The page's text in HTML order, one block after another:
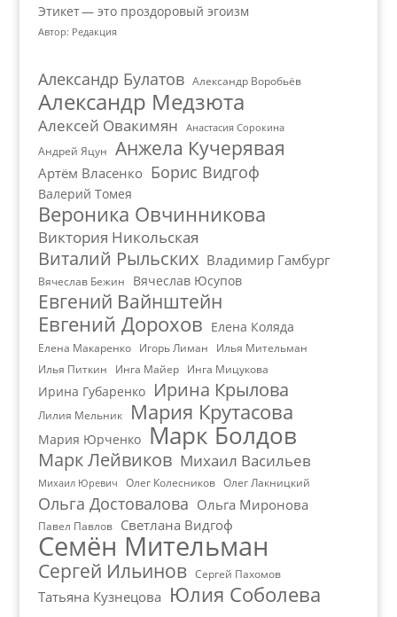
Этикет — это проздоровый эгоизм
Автор: Редакция
Александр Булатов Александр Воробьёв
Александр Медзюта
Алексей Овакимян Анастасия Сорокина
Андрей Яцун Анжела Кучерявая
Артём Власенко Борис Видгоф
Валерий Томея
Вероника Овчинникова
Виктория Никольская
Виталий Рыльских Владимир Гамбург
Вячеслав Бежин Вячеслав Юсупов
Евгений Вайнштейн
Евгений Дорохов Елена Коляда
Елена Макаренко Игорь Лиман
Илья Мительман
Илья Питкин
Инга Майер Инга Мицукова
Ирина Губаренко Ирина Крылова
Лилия Мельник Мария Крутасова
Мария Юрченко Марк Болдов
Марк Лейвиков Михаил Васильев
Михаил Юревич Олег Колесников Олег Лакницкий
Ольга Достовалова Ольга Миронова
Павел Павлов Светлана Видгоф
Семён Мительман
Сергей Ильинов Сергей Пахомов
Татьяна Кузнецова Юлия Соболева